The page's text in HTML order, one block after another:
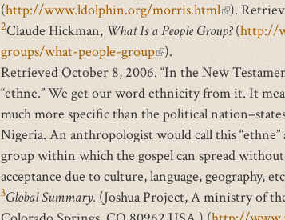
(http://www.ldolphin.org/morris.html(link
is
).
2Claude Hickman, What Is a People Group?(http://
groups/what-people-group(link
is
external)
).
Retrieved October 8, 2006. “In the New
“ethne.” We get our word ethnicity from it. It
much more specific than the political
Nigeria. An anthropologist would call this “ethne”
group within which the gospel can spread
acceptance due to culture, language, geography,
3Global Summary. (Joshua Project, A ministry of